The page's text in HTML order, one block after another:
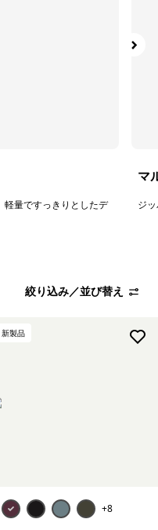
軽量ですっきりとしたデ
マ
ジ
絞り込み／並び替え
新製品
+8